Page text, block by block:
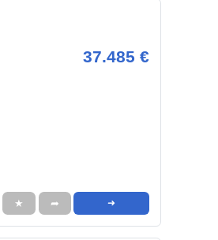
37.485 €
★ ➦ ➜